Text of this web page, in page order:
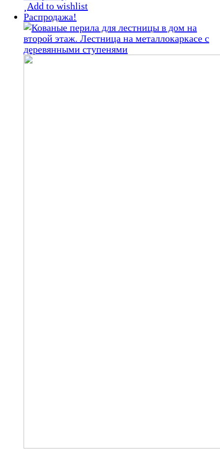
составляла
000,00 ₽.
Add to wishlist
Распродажа!